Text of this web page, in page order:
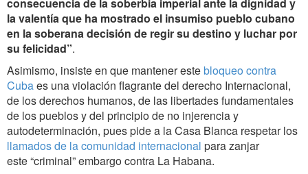
la valentía que ha mostrado el insumiso pueblo cubano
en la soberana decisión de regir su destino y luchar por
su felicidad”.
Asimismo, insiste en que mantener estebloqueo contra
Cubaes una violación flagrante del derecho Internacional,
de los derechos humanos, de las libertades fundamentales
de los pueblos y del principio de no injerencia y
autodeterminación, pues pide a la Casa Blanca respetar los
llamados de la comunidad internacional para zanjar
este “criminal” embargo contra La Habana.